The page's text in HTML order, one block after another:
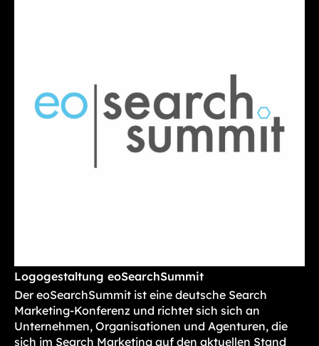
Logogestaltung eoSearchSummit
Der eoSearchSummit ist eine deutsche Search
Marketing-Konferenz und richtet sich sich an
Unternehmen, Organisationen und Agenturen, die
sich im Search Marketing auf den aktuellen Stand